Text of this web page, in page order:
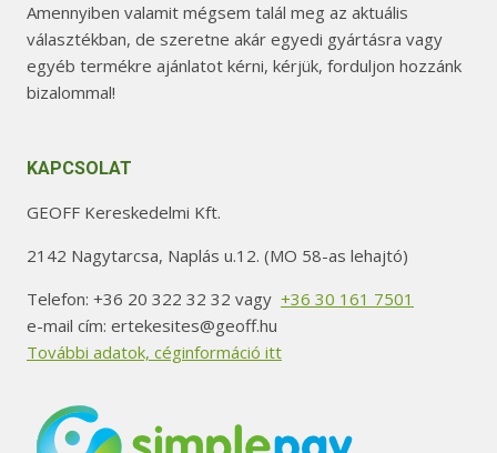
Amennyiben valamit mégsem talál meg az aktuális
választékban, de szeretne akár egyedi gyártásra vagy
egyéb termékre ajánlatot kérni, kérjük, forduljon hozzánk
bizalommal!
KAPCSOLAT
GEOFF Kereskedelmi Kft.
2142 Nagytarcsa, Naplás u.12. (MO 58-as lehajtó)
Telefon: +36 20 322 32 32 vagy +36 30 161 7501
e-mail cím: ertekesites@geoff.hu
További adatok, céginformáció itt